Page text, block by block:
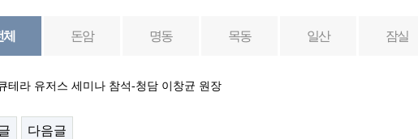
돈암 명동 목동 일산 잠실
테라 유저스 세미나 참석-청담 이창균 원장
다음글